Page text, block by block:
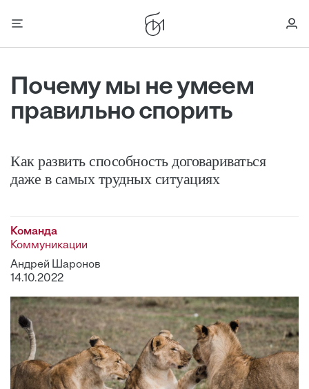
Почему мы не умеем
правильно спорить
Как развить способность договариваться
даже в самых трудных ситуациях
Команда
Коммуникации
Андрей Шаронов
14.10.2022